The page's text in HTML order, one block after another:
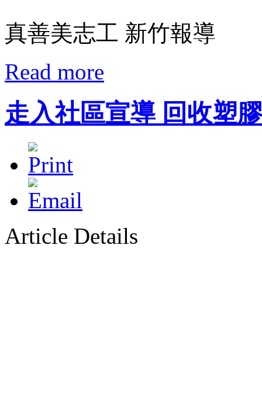
真善美志工 新竹報導
Read more
走入社區宣導 回收塑
Article Details